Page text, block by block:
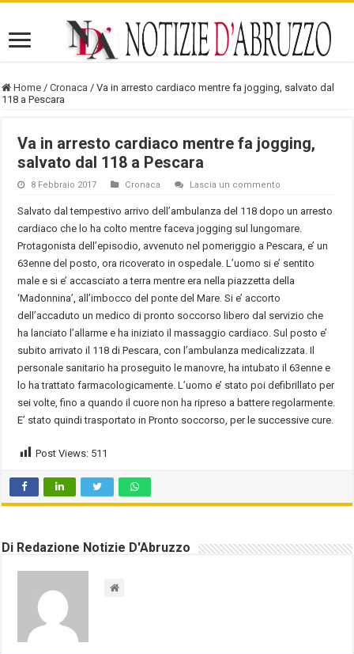
Home / Cronaca / Va in arresto cardiaco mentre fa jogging, salvato dal
118 a Pescara
Va in arresto cardiaco mentre fa jogging,
salvato dal 118 a Pescara
8 Febbraio 2017 Cronaca Lascia un commento
Salvato dal tempestivo arrivo dell’ambulanza del 118 dopo un arresto
cardiaco che lo ha colto mentre faceva jogging sul lungomare.
Protagonista dell’episodio, avvenuto nel pomeriggio a Pescara, e’ un
63enne del posto, ora ricoverato in ospedale. L’uomo si e’ sentito
male e si e’ accasciato a terra mentre era nella piazzetta della
‘Madonnina’, all’imbocco del ponte del Mare. Si e’ accorto
dell’accaduto un medico di pronto soccorso libero dal servizio che
ha lanciato l’allarme e ha iniziato il massaggio cardiaco. Sul posto e’
subito arrivato il 118 di Pescara, con l’ambulanza medicalizzata. Il
personale sanitario ha proseguito le manovre, ha intubato il 63enne e
lo ha trattato farmacologicamente. L’uomo e’ stato poi defibrillato per
sei volte, fino a quando il cuore non ha ripreso a battere regolarmente.
E’ stato quindi trasportato in Pronto soccorso, per le successive cure.
Post Views: 511
Di Redazione Notizie D'Abruzzo